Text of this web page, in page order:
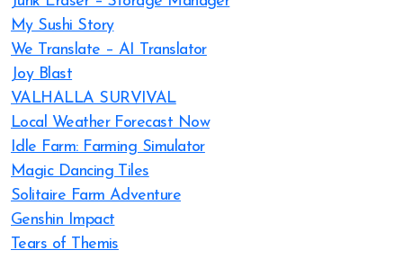
My Sushi Story
We Translate – AI Translator
Joy Blast
VALHALLA SURVIVAL
Local Weather Forecast Now
Idle Farm: Farming Simulator
Magic Dancing Tiles
Solitaire Farm Adventure
Genshin Impact
Tears of Themis